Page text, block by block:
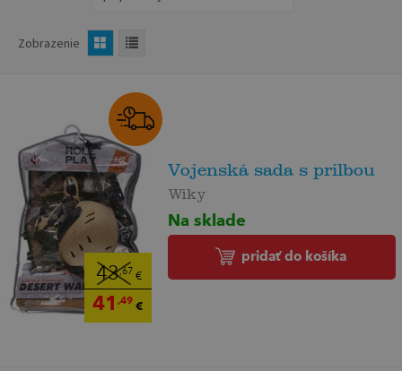
Zobrazenie
43,67 €
41 ,49 €
Vojenská sada s prilbou
Wiky
Na sklade
pridať do košíka